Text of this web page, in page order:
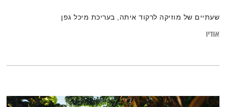
שעתיים של מוזיקה לרקוד איתה, בעריכת מיכל גפן
אודיו